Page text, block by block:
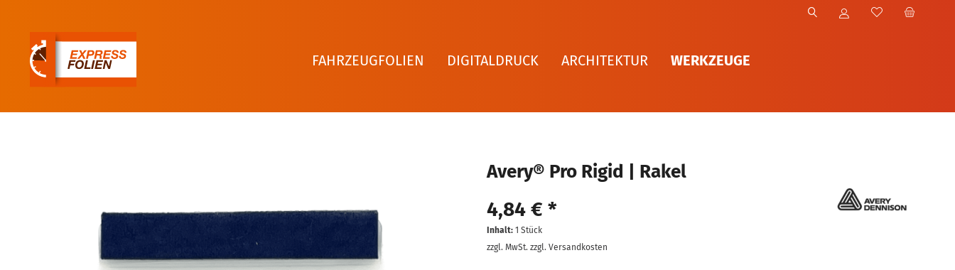
FAHRZEUGFOLIEN DIGITALDRUCK ARCHITEKTUR WERKZEUGE
Avery® Pro Rigid | Rakel
4,84 € *
Inhalt: 1 Stück
zzgl. MwSt. zzgl. Versandkosten